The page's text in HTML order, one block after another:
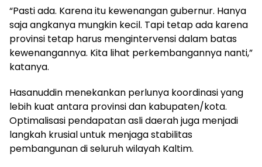
“Pasti ada. Karena itu kewenangan gubernur. Hanya
saja angkanya mungkin kecil. Tapi tetap ada karena
provinsi tetap harus mengintervensi dalam batas
kewenangannya. Kita lihat perkembangannya nanti,”
katanya.
Hasanuddin menekankan perlunya koordinasi yang
lebih kuat antara provinsi dan kabupaten/kota.
Optimalisasi pendapatan asli daerah juga menjadi
langkah krusial untuk menjaga stabilitas
pembangunan di seluruh wilayah Kaltim.